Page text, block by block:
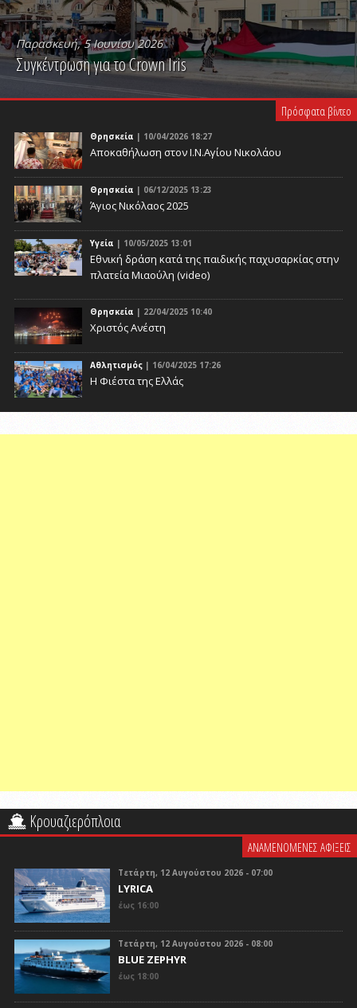
Παρασκευή, 5 Ιουνίου 2026
Συγκέντρωση για το Crown Iris
PLAY VIDEO
Πρόσφατα βίντεο
Θρησκεία | 10/04/2026 18:27
Αποκαθήλωση στον Ι.Ν.Αγίου Νικολάου
Θρησκεία | 06/12/2025 13:23
Άγιος Νικόλαος 2025
Υγεία | 10/05/2025 13:01
Eθνική δράση κατά της παιδικής παχυσαρκίας στην
πλατεία Μιαούλη (video)
Θρησκεία | 22/04/2025 10:40
Χριστός Ανέστη
Αθλητισμός | 16/04/2025 17:26
Η Φιέστα της Ελλάς
Κρουαζιερόπλοια
ΑΝΑΜΕΝΟΜΕΝΕΣ ΑΦΙΞΕΙΣ
Τετάρτη, 12 Αυγούστου 2026 - 07:00
LYRICA
έως 16:00
Τετάρτη, 12 Αυγούστου 2026 - 08:00
BLUE ZEPHYR
έως 18:00